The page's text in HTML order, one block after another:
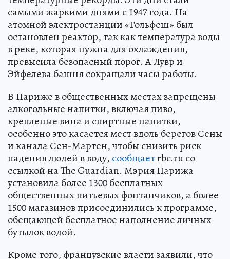
самыми жаркими днями с 1947 года. На
атомной электростанции «Гольфеш» был
остановлен реактор, так как температура воды
в реке, которая нужна для охлаждения,
превысила безопасный порог. А Лувр и
Эйфелева башня сокращали часы работы.
В Париже в общественных местах запрещены
алкогольные напитки, включая пиво,
крепленые вина и спиртные напитки,
особенно это касается мест вдоль берегов Сены
и канала Сен-Мартен, чтобы снизить риск
падения людей в воду, сообщаетrbc.ru со
ссылкой на The Guardian. Мэрия Парижа
установила более 1300 бесплатных
общественных питьевых фонтанчиков, а более
1500 магазинов присоединились к программе,
обещающей бесплатное наполнение личных
бутылок водой.
Кроме того, французские власти заявили, что